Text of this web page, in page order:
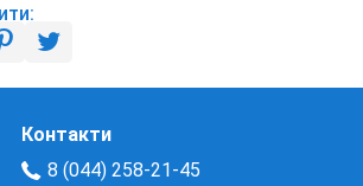
Контакти
8 (044) 258-21-45